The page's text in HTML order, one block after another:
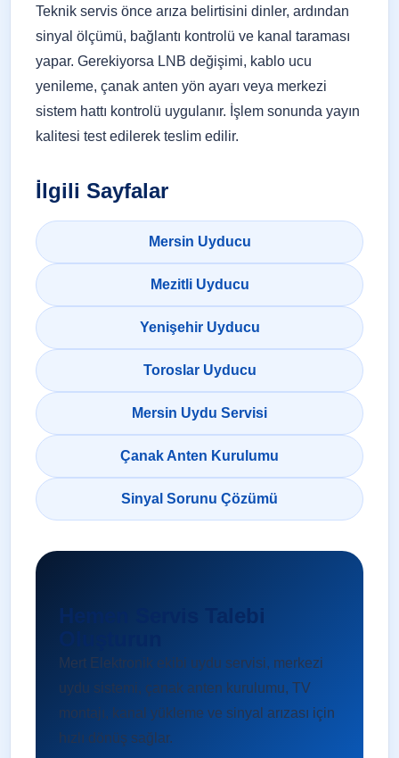
Teknik servis önce arıza belirtisini dinler, ardından
sinyal ölçümü, bağlantı kontrolü ve kanal taraması
yapar. Gerekiyorsa LNB değişimi, kablo ucu
yenileme, çanak anten yön ayarı veya merkezi
sistem hattı kontrolü uygulanır. İşlem sonunda yayın
kalitesi test edilerek teslim edilir.
İlgili Sayfalar
Mersin Uyducu
Mezitli Uyducu
Yenişehir Uyducu
Toroslar Uyducu
Mersin Uydu Servisi
Çanak Anten Kurulumu
Sinyal Sorunu Çözümü
Hemen Servis Talebi
Mert Elektronik ekibi uydu servisi, merkezi
uydu sistemi, çanak anten kurulumu, TV
montajı, kanal yükleme ve sinyal arızası için
hızlı dönüş sağlar.